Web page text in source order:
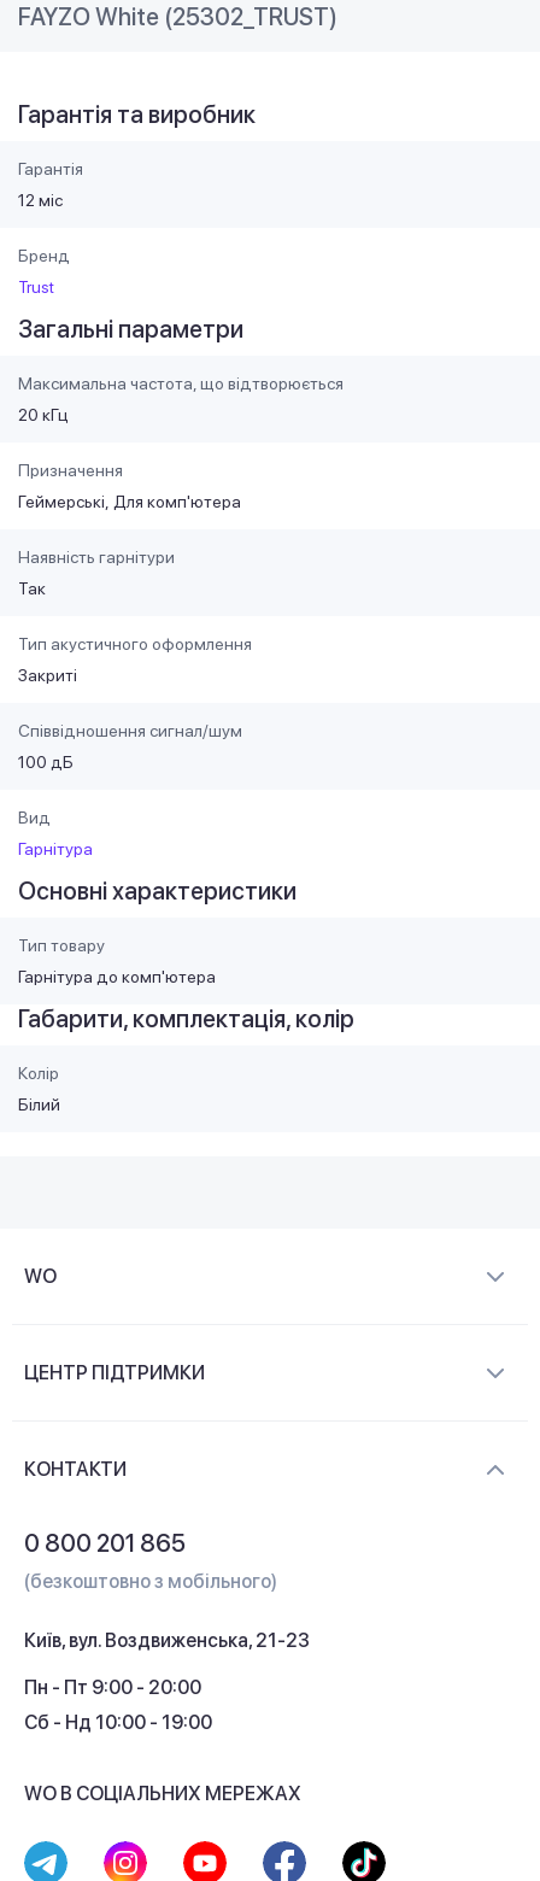
FAYZO White (25302_TRUST)
Гарантія та виробник
Гарантія
12 міс
Бренд
Trust
Загальні параметри
Максимальна частота, що відтворюється
20 кГц
Призначення
Геймерські
Для комп'ютера
Наявність гарнітури
Так
Тип акустичного оформлення
Закриті
Співвідношення сигнал/шум
100 дБ
Вид
Гарнітура
Основні характеристики
Тип товару
Гарнітура до комп'ютера
Габарити, комплектація, колір
Колір
Білий
WO
Контакти
ЦЕНТР ПІДТРИМКИ
Кешбек
КОНТАКТИ
0 800 201 865
(безкоштовно з мобільного)
Київ, вул. Воздвиженська, 21-23
Пн - Пт 9:00 - 20:00
Сб - Нд 10:00 - 19:00
WO В СОЦІАЛЬНИХ МЕРЕЖАХ